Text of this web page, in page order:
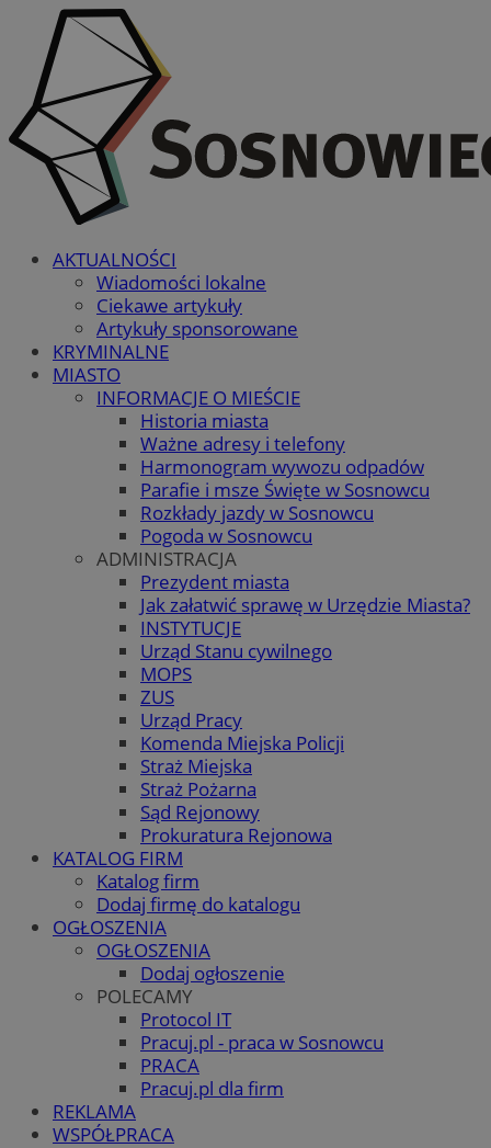
AKTUALNOŚCI
Wiadomości lokalne
Ciekawe artykuły
Artykuły sponsorowane
KRYMINALNE
MIASTO
INFORMACJE O MIEŚCIE
Historia miasta
Ważne adresy i telefony
Harmonogram wywozu odpadów
Parafie i msze Święte w Sosnowcu
Rozkłady jazdy w Sosnowcu
Pogoda w Sosnowcu
ADMINISTRACJA
Prezydent miasta
Jak załatwić sprawę w Urzędzie Miasta?
INSTYTUCJE
Urząd Stanu cywilnego
MOPS
ZUS
Urząd Pracy
Komenda Miejska Policji
Straż Miejska
Straż Pożarna
Sąd Rejonowy
Prokuratura Rejonowa
KATALOG FIRM
Katalog firm
Dodaj firmę do katalogu
OGŁOSZENIA
OGŁOSZENIA
Dodaj ogłoszenie
POLECAMY
Protocol IT
Pracuj.pl - praca w Sosnowcu
PRACA
Pracuj.pl dla firm
REKLAMA
WSPÓŁPRACA